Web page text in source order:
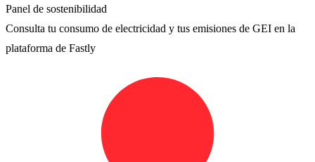
Panel de sostenibilidad
Consulta tu consumo de electricidad y tus emisiones de GEI en la
plataforma de Fastly